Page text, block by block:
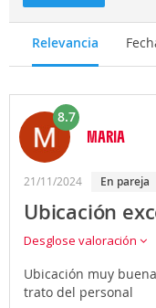
Relevancia
8.7
MARIA
21/11/2024 En pareja
Ubicación
Desglose valoración
Ubicación muy
trato del personal